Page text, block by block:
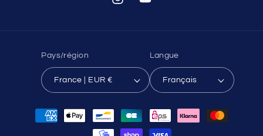
InstagramYouTube
Pays/région
France | EUR €
Langue
Français
Moyens